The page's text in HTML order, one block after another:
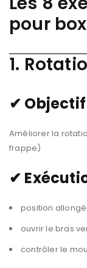
pour
1.
✔ Objectif
Améliorer la
frappe)
✔
position
ouvrir le bras
contrôler le